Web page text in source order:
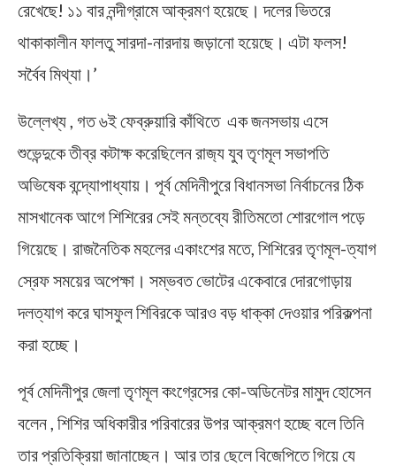
রেখেছে! ১১ বার নন্দীগ্রামে আক্রমণ হয়েছে। দলের ভিতরে
থাকাকালীন ফালতু সারদা-নারদায় জড়ানো হয়েছে। এটা ফলস!
সর্বৈব মিথ্যা।’
উল্লেখ্য , গত ৬ই ফেব্রুয়ারি কাঁথিতে এক জনসভায় এসে
শুভেন্দুকে তীব্র কটাক্ষ করেছিলেন রাজ‍্য যুব তৃণমূল সভাপতি
অভিষেক বন্দ্যোপাধ্যায়। পূর্ব মেদিনীপুরে বিধানসভা নির্বাচনের ঠিক
মাসখানেক আগে শিশিরের সেই মন্তব্যে রীতিমতো শোরগোল পড়ে
গিয়েছে। রাজনৈতিক মহলের একাংশের মতে, শিশিরের তৃণমূল-ত্যাগ
স্রেফ সময়ের অপেক্ষা। সম্ভবত ভোটের একেবারে দোরগোড়ায়
দলত্যাগ করে ঘাসফুল শিবিরকে আরও বড় ধাক্কা দেওয়ার পরিকল্পনা
করা হচ্ছে।
পূর্ব মেদিনীপুর জেলা তৃণমূল কংগ্রেসের কো-অডিনেটর মামুদ হোসেন
বলেন , শিশির অধিকারীর পরিবারের উপর আক্রমণ হচ্ছে বলে তিনি
তার প্রতিক্রিয়া জানাচ্ছেন। আর তার ছেলে বিজেপিতে গিয়ে যে